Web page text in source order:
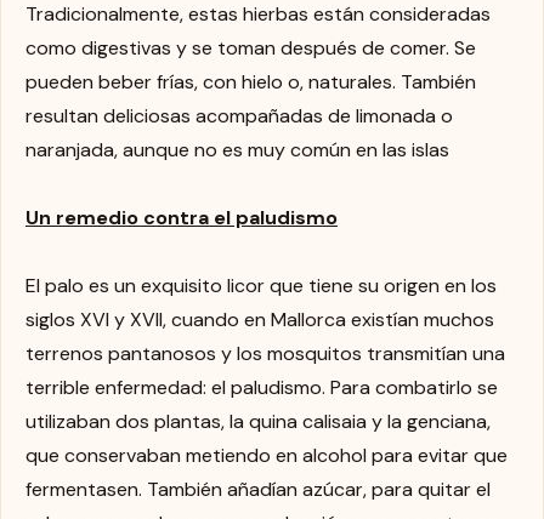
Tradicionalmente, estas hierbas están consideradas
como digestivas y se toman después de comer. Se
pueden beber frías, con hielo o, naturales. También
resultan deliciosas acompañadas de limonada o
naranjada, aunque no es muy común en las islas
Un remedio contra el paludismo
El palo es un exquisito licor que tiene su origen en los
siglos XVI y XVII, cuando en Mallorca existían muchos
terrenos pantanosos y los mosquitos transmitían una
terrible enfermedad: el paludismo. Para combatirlo se
utilizaban dos plantas, la quina calisaia y la genciana,
que conservaban metiendo en alcohol para evitar que
fermentasen. También añadían azúcar, para quitar el